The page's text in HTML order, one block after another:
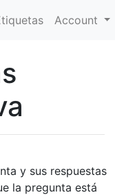
Account
y sus respuestas
la pregunta está